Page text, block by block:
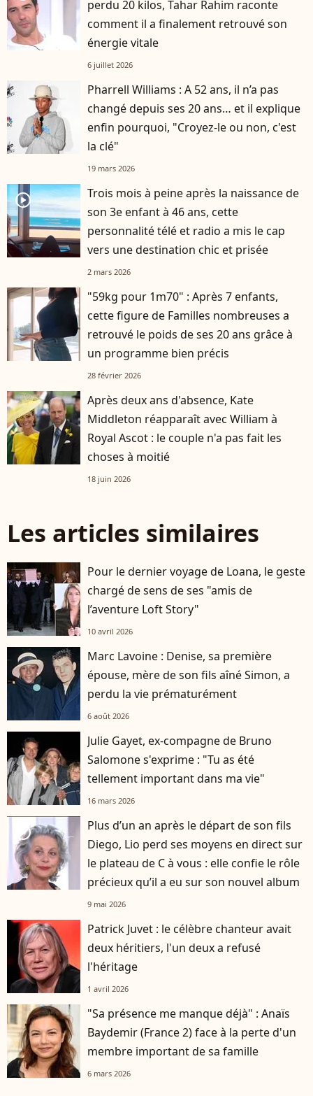
perdu 20 kilos, Tahar Rahim raconte
comment il a finalement retrouvé son
énergie vitale
6 juillet 2026
Pharrell Williams : A 52 ans, il n’a pas
changé depuis ses 20 ans… et il explique
enfin pourquoi, "Croyez-le ou non, c'est
la clé"
19 mars 2026
player2
Trois mois à peine après la naissance de
son 3e enfant à 46 ans, cette
personnalité télé et radio a mis le cap
vers une destination chic et prisée
2 mars 2026
"59kg pour 1m70" : Après 7 enfants,
cette figure de Familles nombreuses a
retrouvé le poids de ses 20 ans grâce à
un programme bien précis
28 février 2026
Après deux ans d'absence, Kate
Middleton réapparaît avec William à
Royal Ascot : le couple n'a pas fait les
choses à moitié
18 juin 2026
Les articles similaires
Pour le dernier voyage de Loana, le geste
chargé de sens de ses "amis de
l’aventure Loft Story"
10 avril 2026
Marc Lavoine : Denise, sa première
épouse, mère de son fils aîné Simon, a
perdu la vie prématurément
6 août 2026
Julie Gayet, ex-compagne de Bruno
Salomone s'exprime : "Tu as été
tellement important dans ma vie"
16 mars 2026
player2
Plus d’un an après le départ de son fils
Diego, Lio perd ses moyens en direct sur
le plateau de C à vous : elle confie le rôle
précieux qu’il a eu sur son nouvel album
9 mai 2026
Patrick Juvet : le célèbre chanteur avait
deux héritiers, l'un deux a refusé
l'héritage
1 avril 2026
"Sa présence me manque déjà" : Anaïs
Baydemir (France 2) face à la perte d'un
membre important de sa famille
6 mars 2026